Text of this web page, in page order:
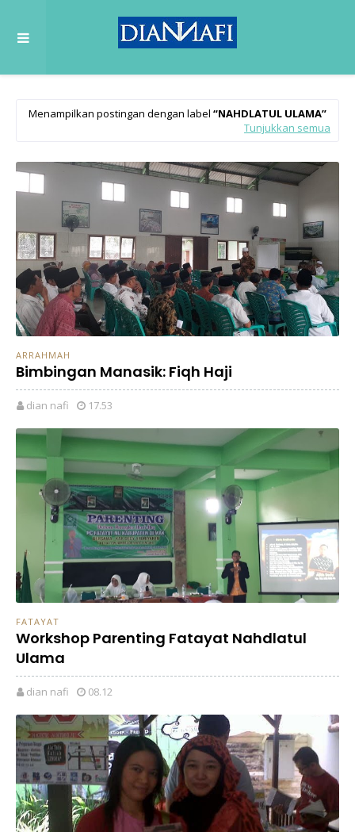
Menampilkan postingan dengan label
NAHDLATUL ULAMA
Tunjukkan semua
ARRAHMAH
Bimbingan Manasik: Fiqh Haji
dian nafi 17.53
FATAYAT
Workshop Parenting Fatayat Nahdlatul
Ulama
dian nafi 08.12